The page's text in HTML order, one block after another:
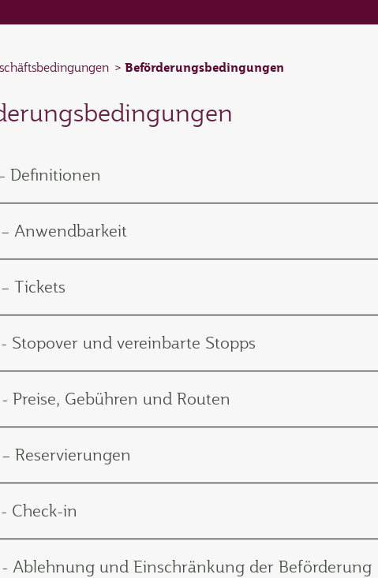
Beförderungsbedingungen
Definitionen
Anwendbarkeit
Tickets
Stopover und vereinbarte Stopps
Preise, Gebühren und Routen
Reservierungen
Check-in
Ablehnung und Einschränkung der Beförderung